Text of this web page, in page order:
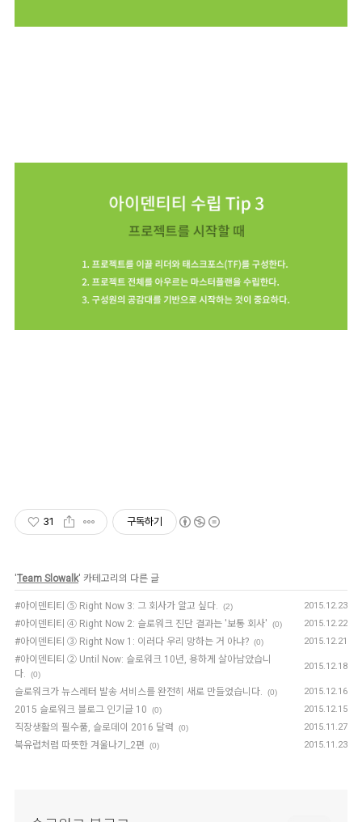
31 구독하기
'Team Slowalk' 카테고리의 다른 글
#아이덴티티 ⑤ Right Now 3: 그 회사가 알고 싶다. (2) 2015.12.23
#아이덴티티 ④ Right Now 2: 슬로워크 진단 결과는 '보통 회사' (0) 2015.12.22
#아이덴티티 ③ Right Now 1: 이러다 우리 망하는 거 아냐? (0) 2015.12.21
#아이덴티티 ② Until Now: 슬로워크 10년, 용하게 살아남았습니
다.
(0)
2015.12.18
슬로워크가 뉴스레터 발송 서비스를 완전히 새로 만들었습니다. (0) 2015.12.16
2015 슬로워크 블로그 인기글 10 (0) 2015.12.15
직장생활의 필수품, 슬로데이 2016 달력 (0) 2015.11.27
북유럽처럼 따뜻한 겨울나기_2편 (0) 2015.11.23